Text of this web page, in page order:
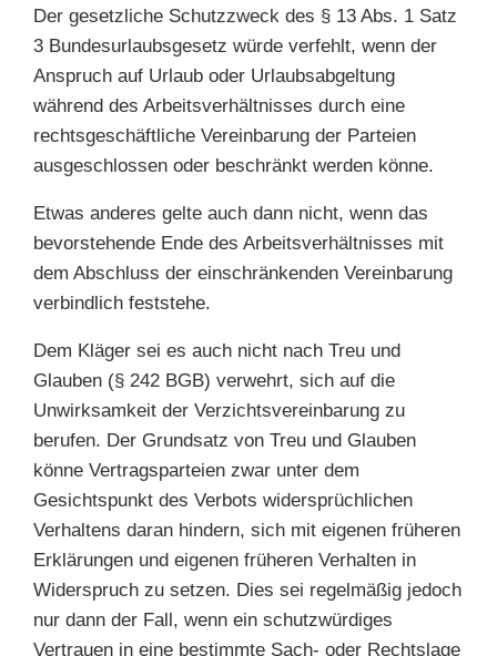
Der gesetzliche Schutzzweck des § 13 Abs. 1 Satz
3 Bundesurlaubsgesetz würde verfehlt, wenn der
Anspruch auf Urlaub oder Urlaubsabgeltung
während des Arbeitsverhältnisses durch eine
rechtsgeschäftliche Vereinbarung der Parteien
ausgeschlossen oder beschränkt werden könne.
Etwas anderes gelte auch dann nicht, wenn das
bevorstehende Ende des Arbeitsverhältnisses mit
dem Abschluss der einschränkenden Vereinbarung
verbindlich feststehe.
Dem Kläger sei es auch nicht nach Treu und
Glauben (§ 242 BGB) verwehrt, sich auf die
Unwirksamkeit der Verzichtsvereinbarung zu
berufen. Der Grundsatz von Treu und Glauben
könne Vertragsparteien zwar unter dem
Gesichtspunkt des Verbots widersprüchlichen
Verhaltens daran hindern, sich mit eigenen früheren
Erklärungen und eigenen früheren Verhalten in
Widerspruch zu setzen. Dies sei regelmäßig jedoch
nur dann der Fall, wenn ein schutzwürdiges
Vertrauen in eine bestimmte Sach- oder Rechtslage